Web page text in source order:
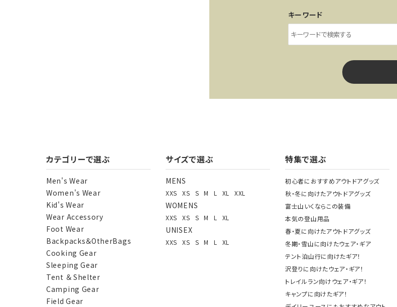
キーワード
カテゴリー
検索する
カテゴリーで選ぶ
Men's Wear
Women's Wear
Kid's Wear
Wear Accessory
Foot Wear
Backpacks＆OtherBags
Cooking Gear
Sleeping Gear
Tent ＆ Shelter
Camping Gear
Field Gear
サイズで選ぶ
MENS
XXS XS S M L XL XXL
WOMENS
XXS XS S M L XL
UNISEX
XXS XS S M L XL
特集で選ぶ
初心者におすすめアウトドアグッズ
秋・冬に向けたアウトドアグッズ
富士山いくならこの装備
本気の登山用品
春・夏に向けたアウトドアグッズ
冬期・雪山に向けたウェア・ギア
テント泊山行に向けたギア！
沢登りに向けたウェア・ギア！
トレイルラン向けウェア・ギア！
キャンプに向けたギア！